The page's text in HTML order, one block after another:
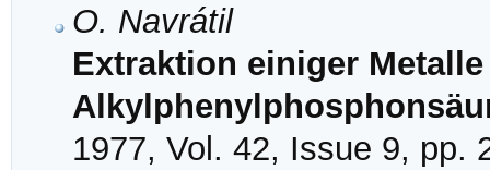
O. Navrátil
Extraktion einiger
1977, Vol. 42, Issue 9, pp.